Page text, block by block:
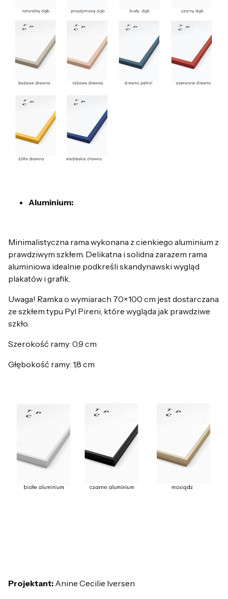
Aluminium:
Minimalistyczna rama wykonana z cienkiego aluminium z
prawdziwym szkłem. Delikatna i solidna zarazem rama
aluminiowa idealnie podkreśli skandynawski wygląd
plakatów i grafik.
Uwaga! Ramka o wymiarach 70×100 cm jest dostarczana
ze szkłem typu Pyl Pireni, które wygląda jak prawdziwe
szkło.
Szerokość ramy: 0,9 cm
Głębokość ramy: 1,8 cm
Projektant: Anine Cecilie Iversen